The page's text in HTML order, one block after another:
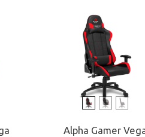
Alpha Gamer